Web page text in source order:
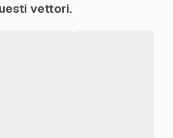
vettori.